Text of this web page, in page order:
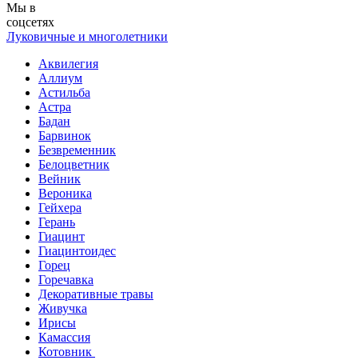
Мы в
соцсетях
Луковичные и многолетники
Аквилегия
Аллиум
Астильба
Астра
Бадан
Барвинок
Безвременник
Белоцветник
Вейник
Вероника
Гейхера
Герань
Гиацинт
Гиацинтоидес
Горец
Горечавка
Декоративные травы
Живучка
Ирисы
Камассия
Котовник